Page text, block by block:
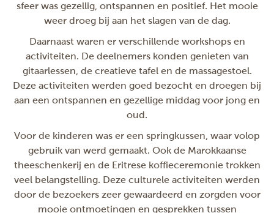
sfeer was gezellig, ontspannen en positief. Het mooie
weer droeg bij aan het slagen van de dag.
Daarnaast waren er verschillende workshops en
activiteiten. De deelnemers konden genieten van
gitaarlessen, de creatieve tafel en de massagestoel.
Deze activiteiten werden goed bezocht en droegen bij
aan een ontspannen en gezellige middag voor jong en
oud.
Voor de kinderen was er een springkussen, waar volop
gebruik van werd gemaakt. Ook de Marokkaanse
theeschenkerij en de Eritrese koffieceremonie trokken
veel belangstelling. Deze culturele activiteiten werden
door de bezoekers zeer gewaardeerd en zorgden voor
mooie ontmoetingen en gesprekken tussen